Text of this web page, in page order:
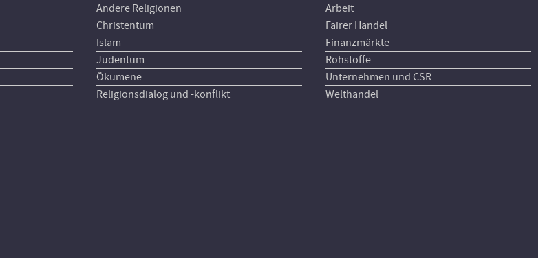
Andere Religionen
Christentum
Islam
Judentum
Ökumene
Religionsdialog und -konflikt
Arbeit
Fairer Handel
Finanzmärkte
Rohstoffe
Unternehmen und CSR
Welthandel